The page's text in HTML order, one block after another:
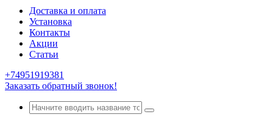
Доставка и оплата
Установка
Контакты
Акции
Статьи
+74951919381
Заказать обратный звонок!